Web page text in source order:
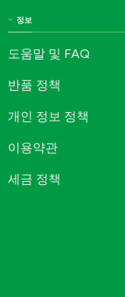
정보
도움말 및 FAQ
반품 정책
개인 정보 정책
이용약관
세금 정책